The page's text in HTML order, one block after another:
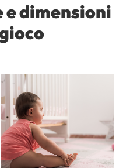
dimensioni